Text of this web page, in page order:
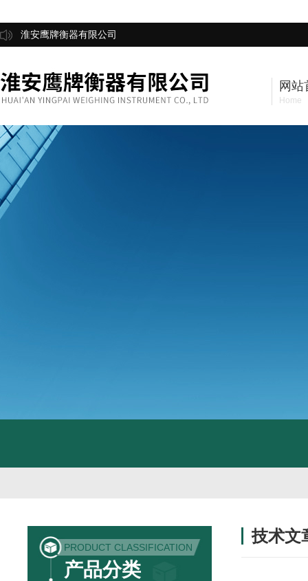
淮安鹰牌衡器有限公司
网站
Home
技术文
PRODUCT CLASSIFICATION
产品分类